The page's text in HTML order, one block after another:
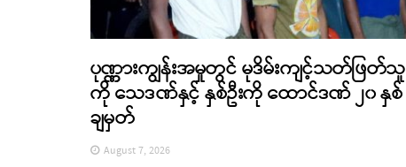
ပုဏ္ဏားကျွန်းအမှုတွင် မုဒိမ်းကျင့်သတ်ဖြတ်သူ
ကို သေဒဏ်နှင့် နှစ်ဦးကို ထောင်ဒဏ် ၂၀ နှစ်
ချမှတ်
August 7, 2026